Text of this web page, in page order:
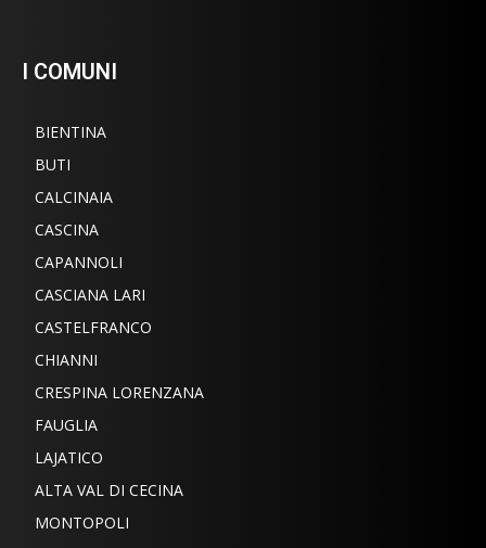
I COMUNI
BIENTINA
BUTI
CALCINAIA
CASCINA
CAPANNOLI
CASCIANA LARI
CASTELFRANCO
CHIANNI
CRESPINA LORENZANA
FAUGLIA
LAJATICO
ALTA VAL DI CECINA
MONTOPOLI